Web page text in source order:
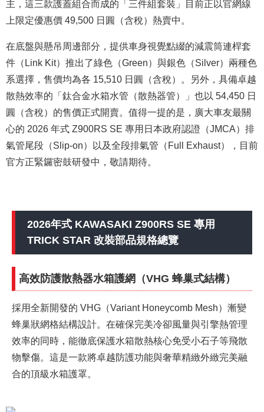
主，這三款護蓋組合而成的「三件組套裝」目前正以官網線
上限定優惠價 49,500 日圓（含稅）熱賣中。
在底盤與懸吊周邊部分，提供車身視覺點綴的減震筒連桿套
件（Link Kit）推出了綠色（Green）與銀色（Silver）兩種色
系選擇，售價均為各 15,510 日圓（含稅）。另外，具備卓越
散熱效率的「鈦合金水箱水管（散熱器管）」也以 54,450 日
圓（含稅）的售價正式開賣。值得一提的是，廣大車友最關
心的 2026 年式 Z900RS SE 專用日本政府認證（JMCA）排
氣管尾段（Slip-on）以及全段排氣管（Full Exhaust），目前
官方正緊鑼密鼓研發中，敬請期待。
2026年式 KAWASAKI Z900RS SE 專用
TRICK STAR 改裝部品規格總覽
高效防護散熱器水箱護網（VHG 蜂巢式結構）
採用全新開發的 VHG（Variant Honeycomb Mesh）漸變
蜂巢狀網格結構設計。在確保完美冷卻風量與引擎熱管理
效率的同時，能徹底保護水箱散熱核心免受小石子等飛散
物擊傷。這是一款將卓越防護功能與奢華精緻外緻完美融
合的頂級水箱護罩。